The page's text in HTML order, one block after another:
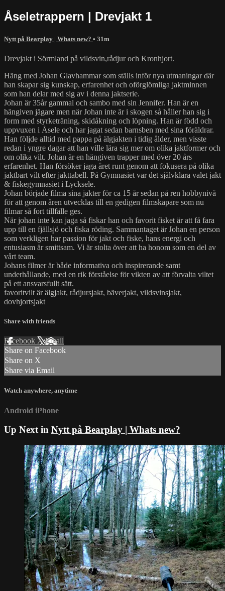
Åseletrappern | Drevjakt 1
Nytt på Bearplay | Whats new? • 31m
Drevjakt i Sörmland på vildsvin,rådjur och Kronhjort.
Häng med Johan Glavhammar som ställs inför nya utmaningar där
han skapar sig kunskap, erfarenhet och oförglömliga jaktminnen
som han delar med sig av i denna jaktserie.
Johan är 35år gammal och sambo med sin Jennifer. Han är en
hängiven jägare men när Johan inte är i skogen så håller han sig i
form med styrketräning, skidåkning och löpning. Han är född och
uppvuxen i Åsele och har jagat sedan barnsben med sina föräldrar.
Han följde alltid med pappa på älgjakten i tidig ålder, men visste
redan i yngre dagar att han ville lära sig mer om olika jaktformer och
om olika vilt. Johan är en hängiven trapper med över 20 års
erfarenhet. Han försöker jaga året runt genom att fokusera på olika
jaktbart vilt efter jakttabell. På Gymnasiet var det självklara valet jakt
& fiskegymnasiet i Lycksele.
Johan började filma sina jakter för ca 15 år sedan på ren hobbynivå
för att genom åren utvecklas till en gedigen filmskapare som nu
filmar så fort tillfälle ges.
När johan inte kan jaga så fiskar han och favorit fisket är att få fara
upp till en fjällsjö och fiska röding. Sammantaget är Johan en person
som verkligen har passion för jakt och fiske, hans energi och
entusiasm är smittsam. Vi är stolta över att ha honom som en del av
vårt team.
Johans filmer är både informativa och inspirerande samt
underhållande, med en rik förståelse för vikten av att förvalta viltet
på ett ansvarsfullt sätt.
favoritvilt är älgjakt, rådjursjakt, bäverjakt, vildsvinsjakt,
dovhjortsjakt
Share with friends
Facebook XEmail
Share on Facebook
Share on X
Share via Email
Watch anywhere, anytime
Android iPhone
Up Next in Nytt på Bearplay | Whats new?